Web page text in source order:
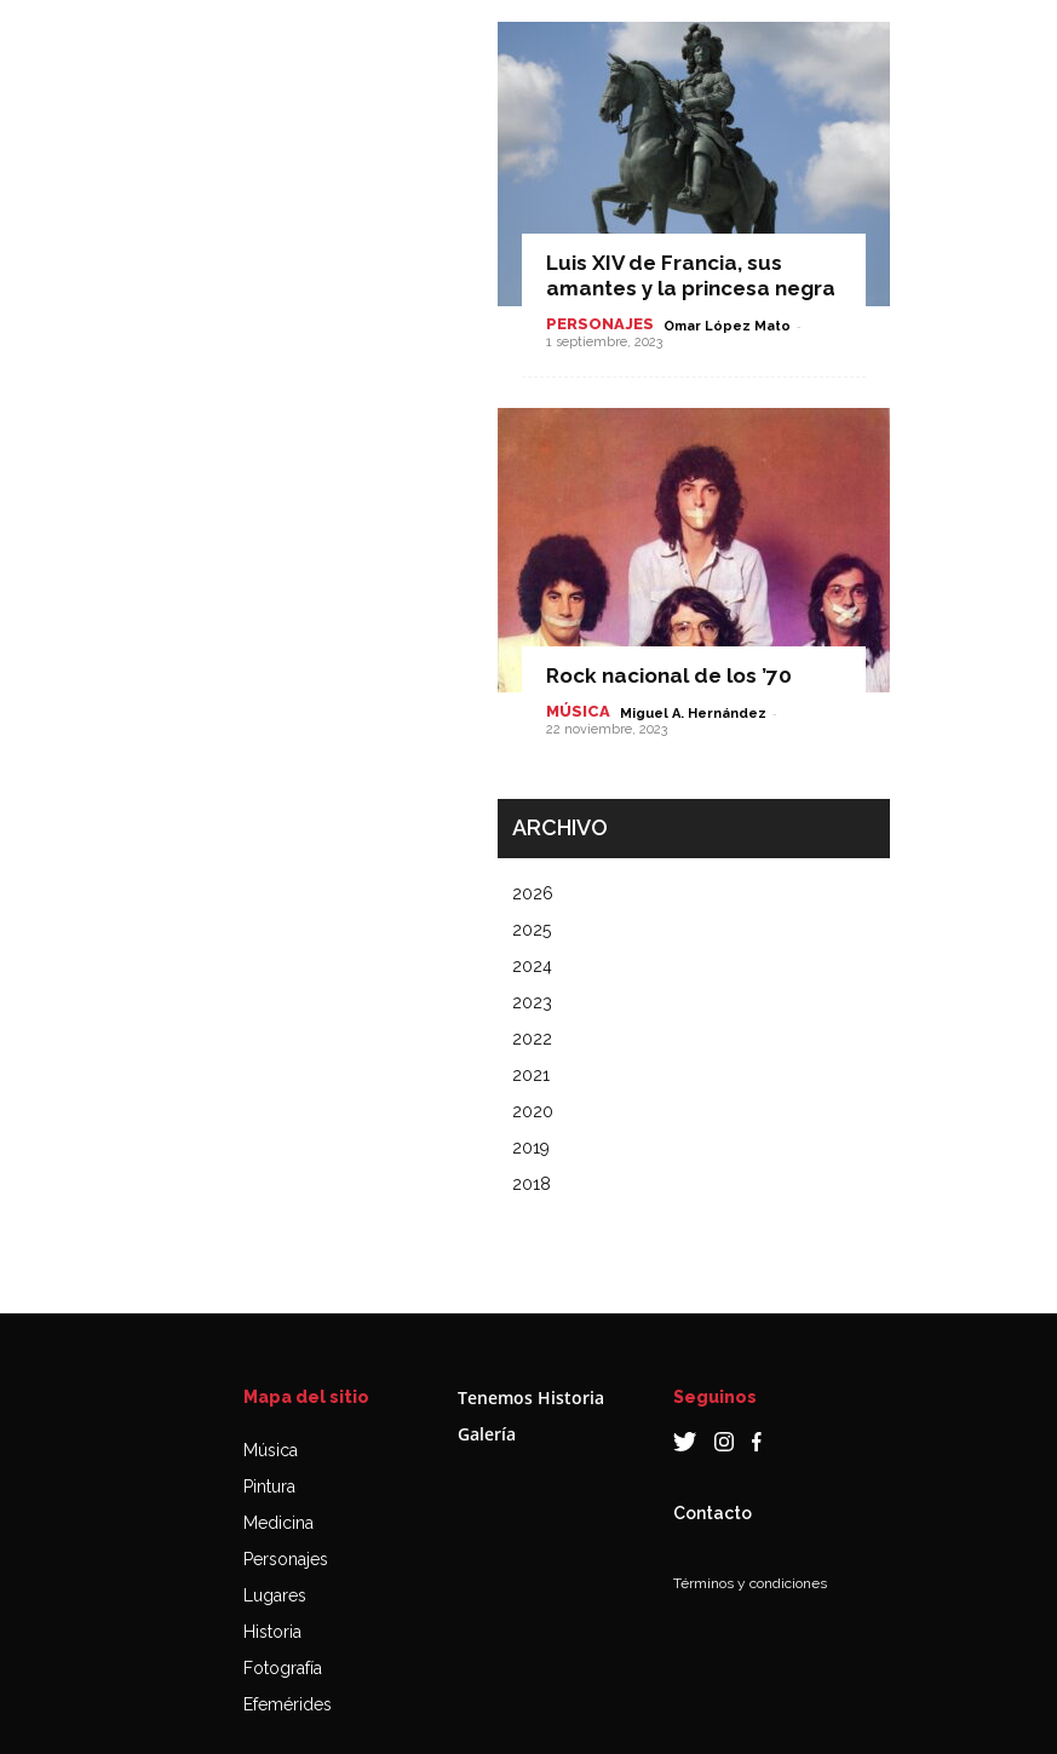
Luis XIV de Francia, sus
amantes y la princesa negra
PERSONAJES Omar López Mato -
1 septiembre, 2023
Rock nacional de los ’70
MÚSICA Miguel A. Hernández -
22 noviembre, 2023
ARCHIVO
2026
2025
2024
2023
2022
2021
2020
2019
2018
Mapa del sitio
Música
Pintura
Medicina
Personajes
Lugares
Historia
Fotografía
Efemérides
Tenemos Historia
Galería
Seguinos
Contacto
Términos y condiciones